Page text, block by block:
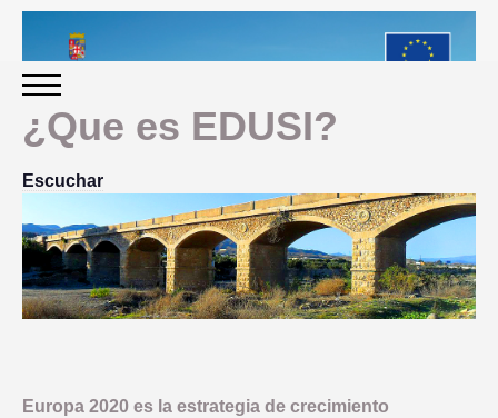
PERIODO 2014-2020
PROGRAMACIÓN
¿Que es EDUSI?
Escuchar
Europa 2020 es la estrategia de crecimiento